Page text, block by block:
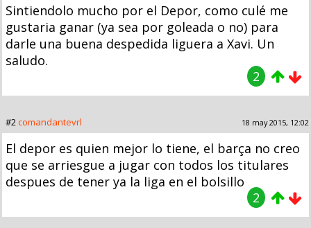
Sintiendolo mucho por el Depor, como culé me
gustaria ganar (ya sea por goleada o no) para
darle una buena despedida liguera a Xavi. Un
saludo.
2
#2comandantevrl 18 may 2015, 12:02
El depor es quien mejor lo tiene, el barça no creo
que se arriesgue a jugar con todos los titulares
despues de tener ya la liga en el bolsillo
2